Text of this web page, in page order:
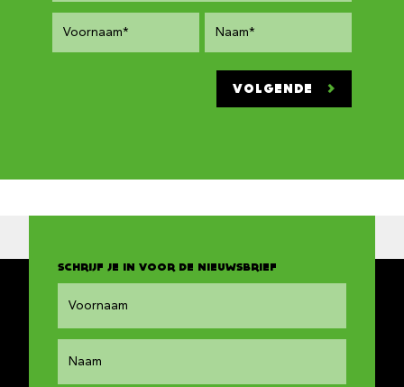
VOLGENDE
SCHRIJF JE IN VOOR DE NIEUWSBRIEF